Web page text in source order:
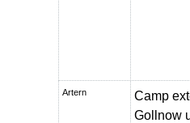
Artern
Camp
Gollnow